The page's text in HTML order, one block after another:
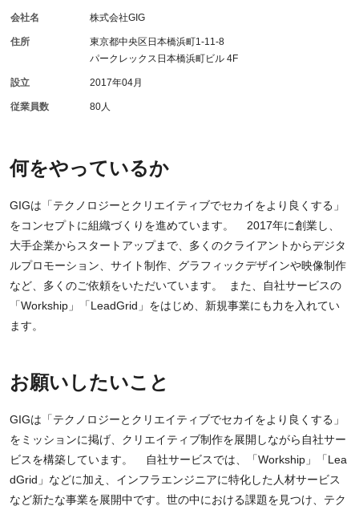
何をやっているか
GIGは「テクノロジーとクリエイティブでセカイをより良くする」
をコンセプトに組織づくりを進めています。 2017年に創業し、
大手企業からスタートアップまで、多くのクライアントからデジタ
ルプロモーション、サイト制作、グラフィックデザインや映像制作
など、多くのご依頼をいただいています。 また、自社サービスの
「Workship」「LeadGrid」をはじめ、新規事業にも力を入れてい
ます。
お願いしたいこと
GIGは「テクノロジーとクリエイティブでセカイをより良くする」
をミッションに掲げ、クリエイティブ制作を展開しながら自社サー
ビスを構築しています。 自社サービスでは、「Workship」「Lea
dGrid」などに加え、インフラエンジニアに特化した人材サービス
など新たな事業を展開中です。世の中における課題を見つけ、テク
会社名 株式会社GIG
住所
東京都中央区日本橋浜町1-11-8
パークレックス日本橋浜町ビル 4F
設立 2017年04月
従業員数 80人